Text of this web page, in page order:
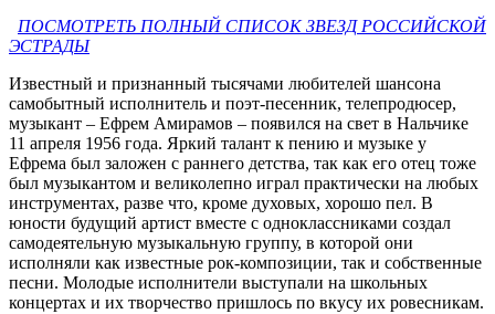
ПОСМОТРЕТЬ ПОЛНЫЙ СПИСОК ЗВЕЗД РОССИЙСКОЙ
ЭСТРАДЫ
Известный и признанный тысячами любителей шансона
самобытный исполнитель и поэт-песенник, телепродюсер,
музыкант – Ефрем Амирамов – появился на свет в Нальчике
11 апреля 1956 года. Яркий талант к пению и музыке у
Ефрема был заложен с раннего детства, так как его отец тоже
был музыкантом и великолепно играл практически на любых
инструментах, разве что, кроме духовых, хорошо пел. В
юности будущий артист вместе с одноклассниками создал
самодеятельную музыкальную группу, в которой они
исполняли как известные рок-композиции, так и собственные
песни. Молодые исполнители выступали на школьных
концертах и их творчество пришлось по вкусу их ровесникам.